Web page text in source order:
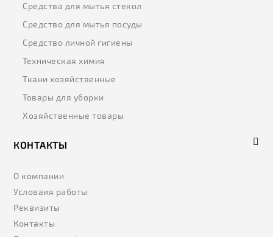
Средства для мытья стекол
Средство для мытья посуды
Средство личной гигиены
Техническая химия
Ткани хозяйственные
Товары для уборки
Хозяйственные товары
КОНТАКТЫ
О компании
Условаия работы
Реквизиты
Контакты